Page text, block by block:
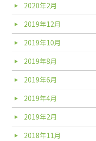
2020年2月
2019年12月
2019年10月
2019年8月
2019年6月
2019年4月
2019年2月
2018年11月